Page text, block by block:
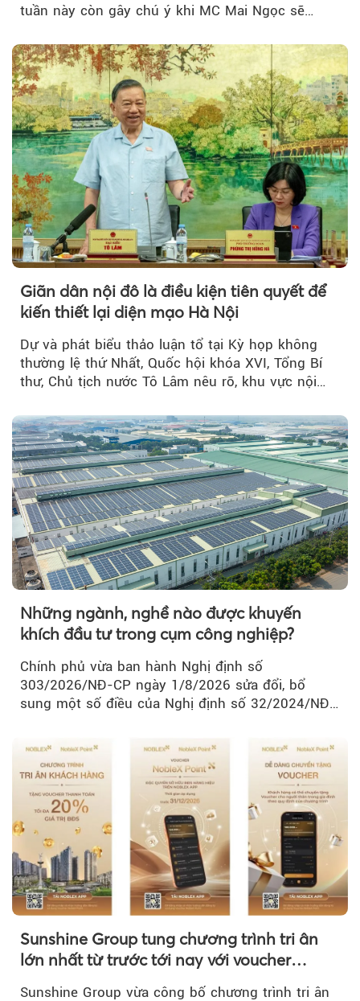
tuần này còn gây chú ý khi MC Mai Ngọc sẽ
Giãn dân nội đô là điều kiện tiên quyết để
kiến thiết lại diện mạo Hà Nội
Dự và phát biểu thảo luận tổ tại Kỳ họp không
thường lệ thứ Nhất, Quốc hội khóa XVI, Tổng Bí
thư, Chủ tịch nước Tô Lâm nêu rõ, khu vực nội
Những ngành, nghề nào được khuyến
khích đầu tư trong cụm công nghiệp?
Chính phủ vừa ban hành Nghị định số
303/2026/NĐ-CP ngày 1/8/2026 sửa đổi, bổ
sung một số điều của Nghị định số 32/2024/NĐ-
Sunshine Group tung chương trình tri ân
lớn nhất từ trước tới nay với voucher
Sunshine Group vừa công bố chương trình tri ân